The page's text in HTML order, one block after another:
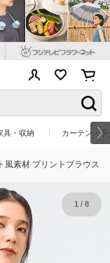
具・収納 カーテン・
風素材 プリントブラウス
1/ 8